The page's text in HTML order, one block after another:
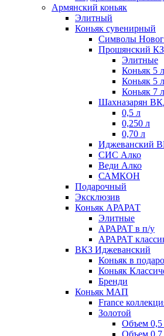
Армянский коньяк
Элитный
Коньяк сувенирный
Символы
Прошянский КЗ
Элитные
Коньяк 5
Коньяк 5
Коньяк 7
Шахназарян
0,5 л
0,250 л
0,70 л
Иджеванский
СИС Алко
Веди Алко
САМКОН
Подарочный
Эксклюзив
Коньяк АРАРАТ
Элитные
АРАРАТ в п/у
АРАРАТ
ВКЗ Иджеванский
Коньяк в
Коньяк
Бренди
Коньяк МАП
France
Золотой
Объем 0,5
Объем 0,7